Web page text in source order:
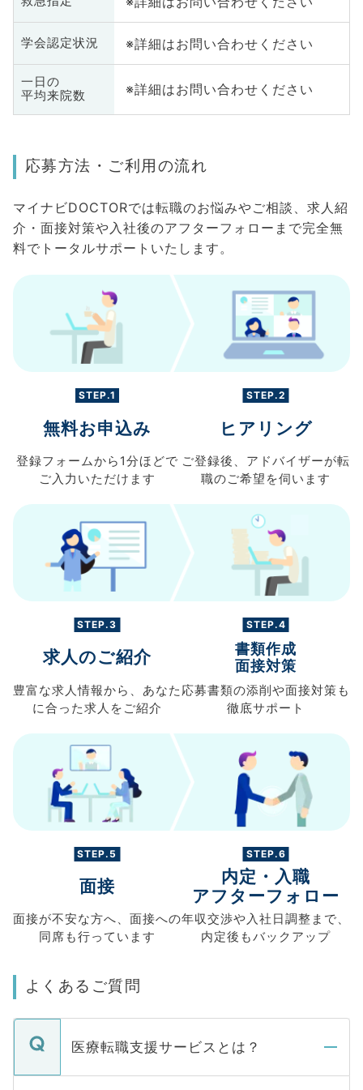
学会認定状況 ※詳細はお問い合わせください
一日の
平均来院数
※詳細はお問い合わせください
応募方法・ご利用の流れ
マイナビDOCTORでは転職のお悩みやご相談、求人紹
介・面接対策や入社後のアフターフォローまで完全無
料でトータルサポートいたします。
STEP.1
無料お申込み
登録フォームから 1分ほどで
ご入力 いただけます
STEP.2
ヒアリング
ご登録後、 アドバイザーが転
職のご希望を伺います
STEP.3
求人のご紹介
豊富な求人情報から、 あなた
に合った求人を ご紹介
STEP.4
書類作成
面接対策
応募書類の添削や面接対策も
徹底サポート
STEP.5
面接
面接が不安な方へ、 面接への
同席も行っています
STEP.6
内定・入職
アフターフォロー
年収交渉や入社日調整まで、
内定後もバックアップ
よくあるご質問
医療転職支援サービスとは？